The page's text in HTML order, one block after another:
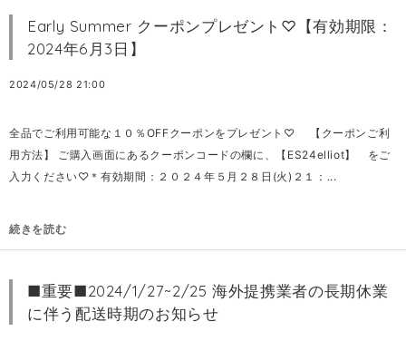
Early Summer クーポンプレゼント♡【有効期限：
2024年6月3日】
2024/05/28 21:00
全品でご利用可能な１０％OFFクーポンをプレゼント♡ 【クーポンご利
用方法】 ご購入画面にあるクーポンコードの欄に、【ES24elliot】 をご
入力ください♡＊有効期間：２０２４年５月２８日(火)２１：...
続きを読む
■重要■2024/1/27~2/25 海外提携業者の長期休業
に伴う配送時期のお知らせ